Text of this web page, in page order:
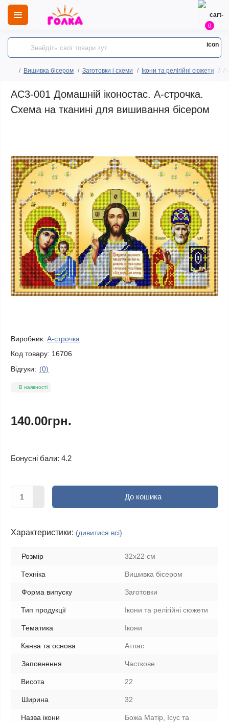
0
Вишивка бісером Заготовки і схеми Ікони та релігійні сюжети
АС3-001 Домашній іконостас. А-строчка.
Схема на тканині для вишивання бісером
Виробник: А-строчка
Код товару: 16706
Відгуки: (0)
В наявності
140.00грн.
Бонусні бали: 4.2
До кошика
Характеристики: (дивитися всі)
Розмір 32х22 см
Техніка Вишивка бісером
Форма випуску Заготовки
Тип продукції Ікони та релігійні сюжети
Тематика Ікони
Канва та основа Атлас
Заповнення Часткове
Висота 22
Ширина 32
Назва ікони
Божа Матір, Ісус та